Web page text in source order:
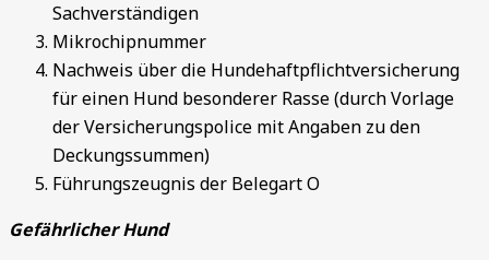
Sachverständigen
Mikrochipnummer
Nachweis über die Hundehaftpflichtversicherung
für einen Hund besonderer Rasse (durch Vorlage
der Versicherungspolice mit Angaben zu den
Deckungssummen)
Führungszeugnis der Belegart O
Gefährlicher Hund